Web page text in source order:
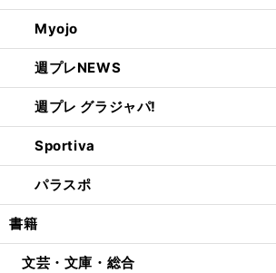
Myojo
週プレNEWS
週プレ グラジャパ!
Sportiva
パラスポ
書籍
文芸・文庫・総合